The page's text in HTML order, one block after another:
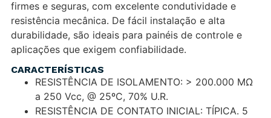
firmes e seguras, com excelente condutividade e
resistência mecânica. De fácil instalação e alta
durabilidade, são ideais para painéis de controle e
aplicações que exigem confiabilidade.
CARACTERÍSTICAS
RESISTÊNCIA DE ISOLAMENTO: > 200.000 MΩ
a 250 Vcc, @ 25ºC, 70% U.R.
RESISTÊNCIA DE CONTATO INICIAL: TÍPICA. 5